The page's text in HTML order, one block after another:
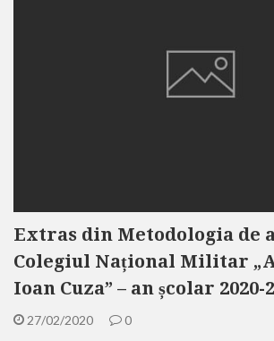
Extras din Metodologia de
Colegiul Național Militar
Ioan Cuza” – an școlar 2020-
27/02/2020 0